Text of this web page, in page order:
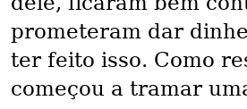
prometeram dar
ter feito isso. Como
começou a tramar